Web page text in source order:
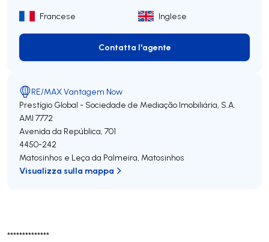
**************
Francese Inglese
Contatta l'agente
Contatta l'agente
RE/MAX Vantagem Now
Prestígio Global - Sociedade de Mediação Imobiliária, S.A.
AMI 7772
Avenida da República, 701
4450-242
Matosinhos e Leça da Palmeira, Matosinhos
Visualizza sulla mappa